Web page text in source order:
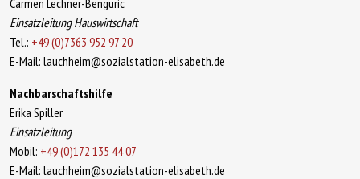
Einsatzleitung Hauswirtschaft
Tel.: +49 (0)7363 952 97 20
E-Mail: lauchheim@sozialstation-elisabeth.de
Nachbarschaftshilfe
Erika Spiller
Einsatzleitung
Mobil: +49 (0)172 135 44 07
E-Mail: lauchheim@sozialstation-elisabeth.de